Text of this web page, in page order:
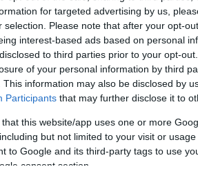
for targeted advertising by us,
selection. Please note that after your opt-
interest-based ads based on personal
to third parties prior to your opt-
of your personal information by third
This information may also be disclosed by
Participants that may further disclose it to
that this website/app uses one or more
but not limited to your visit or
to Google and its third-party tags to use
consent section.
προσωρινά και
πολυσύχναστο και